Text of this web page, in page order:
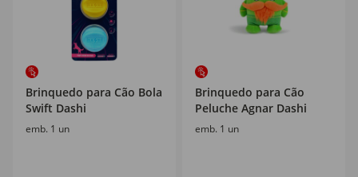
Brinquedo para Cão Bola
Swift Dashi
emb. 1 un
Brinquedo para Cão
Peluche Agnar Dashi
emb. 1 un